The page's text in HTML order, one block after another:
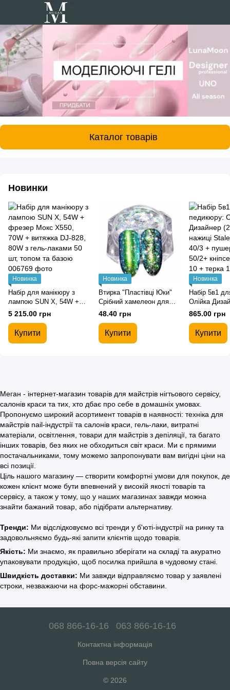
Каталог товарів
Новинки
Новинка
Набір для манікюру з
лампою SUN X, 54W +
фрезер Мокс X550, 70W +
витяжка DJ-828, 80W з
гель-лаками 50 шт, топом
та базою
5 215.00 грн
Купити
Новинка
Втирка "Пластівці Юки"
Срібний хамелеон для
дизайну нігтів
48.40 грн
Купити
Новинка
Набір 5в1
Олійка
+ нажиці
40/3 +
кніпсери
терка 183
865.00 грн
Купити
Меган - інтернет-магазин товарів для майстрів нігтьового сервісу,
салонів краси та тих, хто дбає про себе в домашніх умовах.
Пропонуємо широкий асортимент товарів в наявності: техніка для
майстрів nail-індустрії та салонів краси, гель-лаки, витратні
матеріали, освітлення, товари для майстрів з депіляції, та багато
інших товарів, без яких не обходиться світ краси. Ми є прямими
постачальниками, тому можемо запропонувати вам вигідні ціни на
всі позиції.
Ціль нашого магазину — створити комфортні умови для покупок, де
кожен клієнт може бути впевнений у високій якості товарів та
сервісу, а також у тому, що у наших магазинах завжди можна
знайти бажаний товар, або підібрати альтернативу.
Тренди: Ми відслідковуємо всі тренди у б'юті-індустрії на ринку та
задовольняємо будь-які запити клієнтів щодо товарів.
Якість: Ми знаємо, як правильно зберігати на складі та акуратно
упаковувати продукцію, щоб посилка прийшла в чудовому стані.
Швидкість доставки: Ми завжди відправляємо товар у заявлені
строки, незважаючи на форс-мажорні обставини.
068 866-16-16 063 866-16-16
Контактна інформація
Повна версія сайту
© 2026